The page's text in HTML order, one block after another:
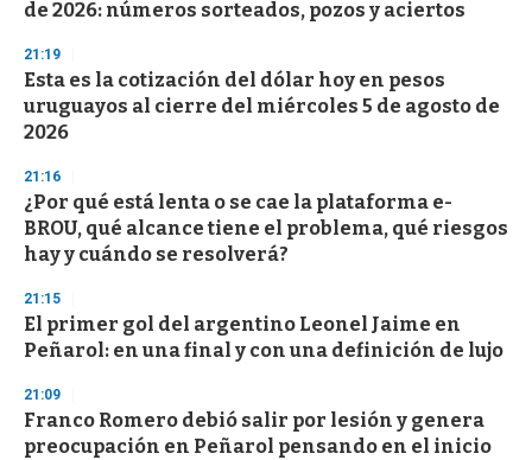
de 2026: números sorteados, pozos y aciertos
21:19
Esta es la cotización del dólar hoy en pesos
uruguayos al cierre del miércoles 5 de agosto de
2026
21:16
¿Por qué está lenta o se cae la plataforma e-
BROU, qué alcance tiene el problema, qué riesgos
hay y cuándo se resolverá?
21:15
El primer gol del argentino Leonel Jaime en
Peñarol: en una final y con una definición de lujo
21:09
Franco Romero debió salir por lesión y genera
preocupación en Peñarol pensando en el inicio